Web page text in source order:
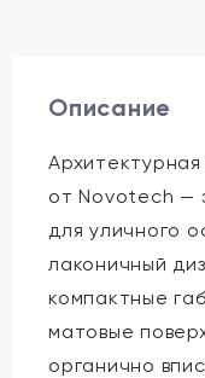
Описание
от Novotech —
для уличного
лаконичный
компактные
матовые
органично